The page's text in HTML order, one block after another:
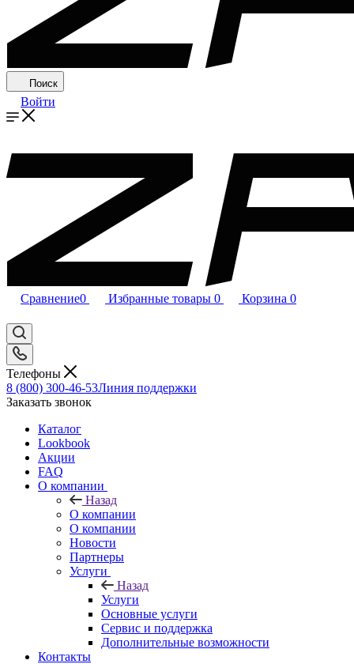
Поиск
Войти
Сравнение0 Избранные товары 0 Корзина 0
Телефоны
8 (800) 300-46-53Линия поддержки
Заказать звонок
Каталог
Lookbook
Акции
FAQ
О компании
Назад
О компании
О компании
Новости
Партнеры
Услуги
Назад
Услуги
Основные услуги
Сервис и поддержка
Дополнительные возможности
Контакты